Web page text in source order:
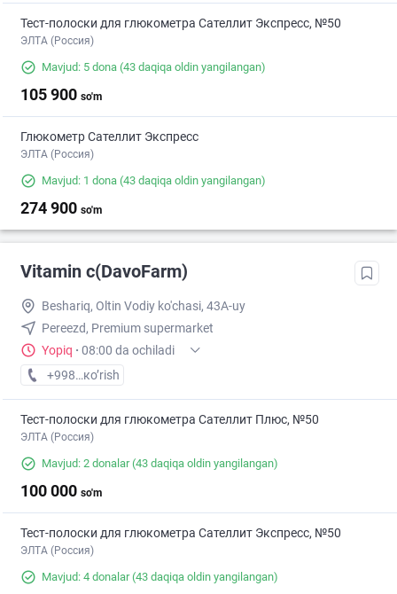
Тест-полоски для глюкометра Сателлит Экспресс, №50
ЭЛТА (Россия)
Mavjud: 5 dona (43 daqiqa oldin yangilangan)
105 900 so'm
Глюкометр Сателлит Экспресс
ЭЛТА (Россия)
Mavjud: 1 dona (43 daqiqa oldin yangilangan)
274 900 so'm
Vitamin c(DavoFarm)
Beshariq, Oltin Vodiy ko'chasi, 43A-uy
Pereezd, Premium supermarket
Yopiq · 08:00 da ochiladi
+998 (88) XXX-XX-XX
кo’rish
Тест-полоски для глюкометра Сателлит Плюс, №50
ЭЛТА (Россия)
Mavjud: 2 donalar(43 daqiqa oldin yangilangan)
100 000 so'm
Тест-полоски для глюкометра Сателлит Экспресс, №50
ЭЛТА (Россия)
Mavjud: 4 donalar(43 daqiqa oldin yangilangan)